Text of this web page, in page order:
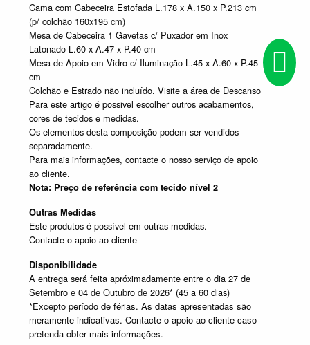
Cama com Cabeceira Estofada L.178 x A.150 x P.213 cm
(p/ colchão 160x195 cm)
Mesa de Cabeceira 1 Gavetas c/ Puxador em Inox
Latonado L.60 x A.47 x P.40 cm
Mesa de Apoio em Vidro c/ Iluminação L.45 x A.60 x P.45
cm
Colchão e Estrado não incluído. Visite a área de Descanso
Para este artigo é possivel escolher outros acabamentos,
cores de tecidos e medidas.
Os elementos desta composição podem ser vendidos
separadamente.
Para mais informações, contacte o nosso serviço de apoio
ao cliente.
Nota: Preço de referência com tecido nível 2
Outras Medidas
Este produtos é possível em outras medidas.
Contacte o apoio ao cliente
Disponibilidade
A entrega será feita apróximadamente entre o dia 27 de
Setembro e 04 de Outubro de 2026* (45 a 60 dias)
*Excepto período de férias. As datas apresentadas são
meramente indicativas. Contacte o apoio ao cliente caso
pretenda obter mais informações.